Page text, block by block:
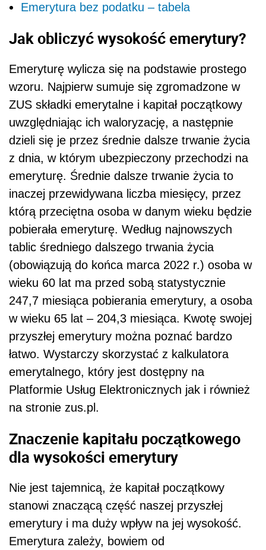
Emerytura bez podatku – tabela
Jak obliczyć wysokość emerytury?
Emeryturę wylicza się na podstawie prostego
wzoru. Najpierw sumuje się zgromadzone w
ZUS składki emerytalne i kapitał początkowy
uwzględniając ich waloryzację, a następnie
dzieli się je przez średnie dalsze trwanie życia
z dnia, w którym ubezpieczony przechodzi na
emeryturę. Średnie dalsze trwanie życia to
inaczej przewidywana liczba miesięcy, przez
którą przeciętna osoba w danym wieku będzie
pobierała emeryturę. Według najnowszych
tablic średniego dalszego trwania życia
(obowiązują do końca marca 2022 r.) osoba w
wieku 60 lat ma przed sobą statystycznie
247,7 miesiąca pobierania emerytury, a osoba
w wieku 65 lat – 204,3 miesiąca. Kwotę swojej
przyszłej emerytury można poznać bardzo
łatwo. Wystarczy skorzystać z kalkulatora
emerytalnego, który jest dostępny na
Platformie Usług Elektronicznych jak i również
na stronie zus.pl.
Znaczenie kapitału początkowego
dla wysokości emerytury
Nie jest tajemnicą, że kapitał początkowy
stanowi znaczącą część naszej przyszłej
emerytury i ma duży wpływ na jej wysokość.
Emerytura zależy, bowiem od